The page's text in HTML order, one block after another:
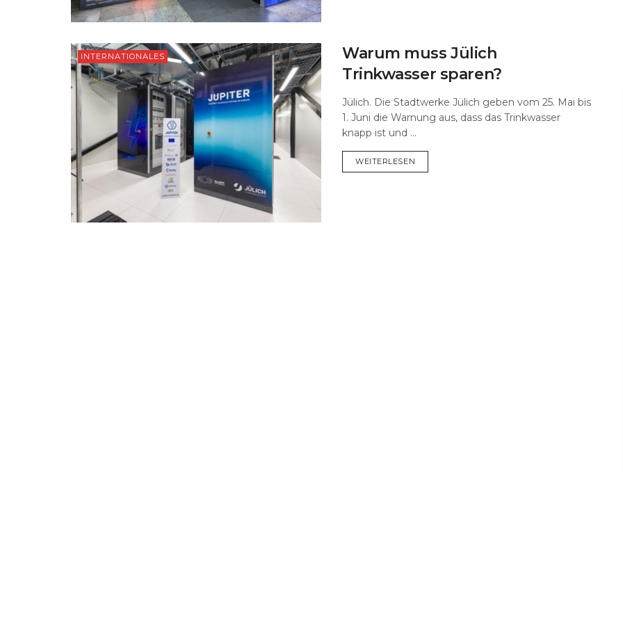
INTERNATIONALES
Warum muss Jülich
Trinkwasser sparen?
Jülich. Die Stadtwerke Jülich geben vom 25. Mai bis
1. Juni die Warnung aus, dass das Trinkwasser
knapp ist und ...
WEITERLESEN